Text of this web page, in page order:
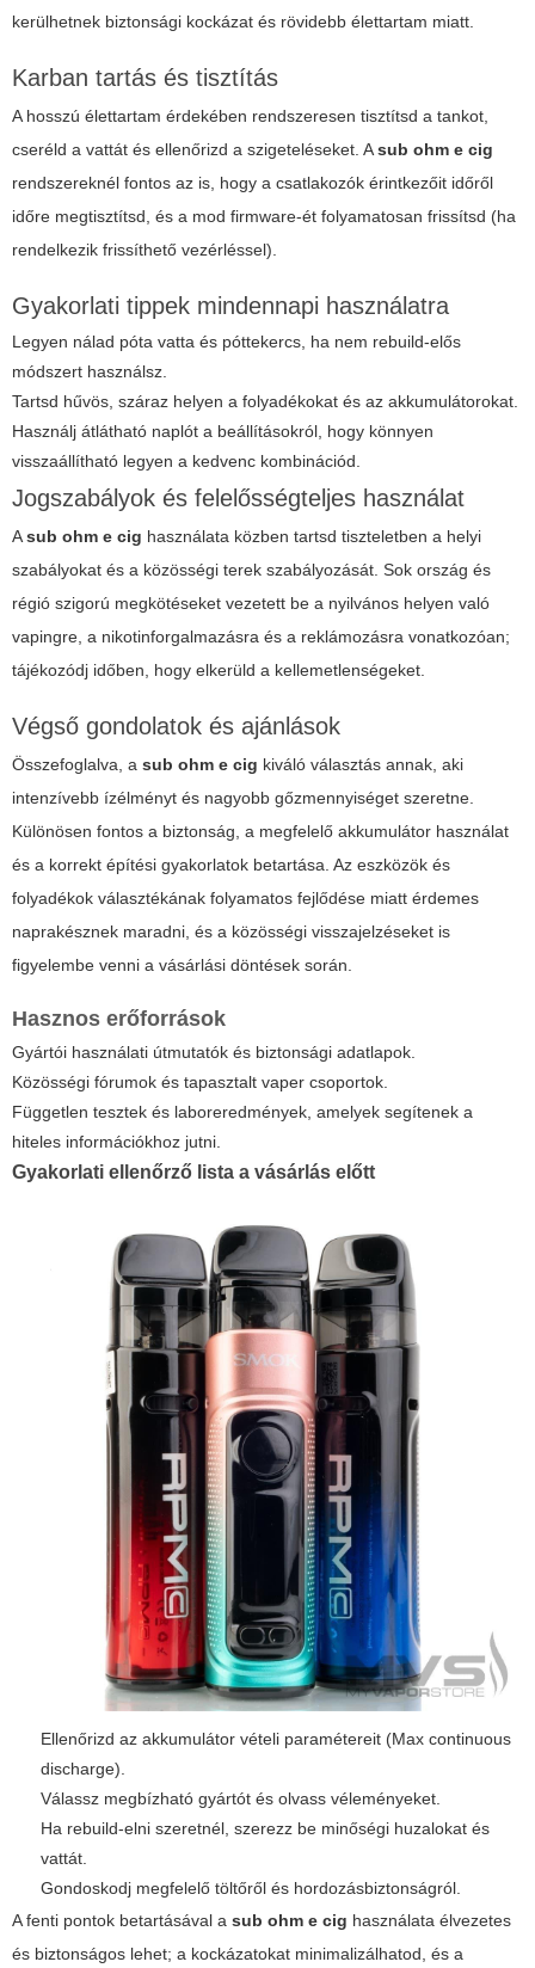
kerülhetnek biztonsági kockázat és rövidebb élettartam miatt.
Karban tartás és tisztítás
A hosszú élettartam érdekében rendszeresen tisztítsd a tankot,
cseréld a vattát és ellenőrizd a szigeteléseket. Asub ohm e cig
rendszereknél fontos az is, hogy a csatlakozók érintkezőit időről
időre megtisztítsd, és a mod firmware-ét folyamatosan frissítsd (ha
rendelkezik frissíthető vezérléssel).
Gyakorlati tippek mindennapi használatra
Legyen nálad póta vatta és póttekercs, ha nem rebuild-elős
módszert használsz.
Tartsd hűvös, száraz helyen a folyadékokat és az akkumulátorokat.
Használj átlátható naplót a beállításokról, hogy könnyen
visszaállítható legyen a kedvenc kombinációd.
Jogszabályok és felelősségteljes használat
Asub ohm e cig használata közben tartsd tiszteletben a helyi
szabályokat és a közösségi terek szabályozását. Sok ország és
régió szigorú megkötéseket vezetett be a nyilvános helyen való
vapingre, a nikotinforgalmazásra és a reklámozásra vonatkozóan;
tájékozódj időben, hogy elkerüld a kellemetlenségeket.
Végső gondolatok és ajánlások
Összefoglalva, a sub ohm e cig kiváló választás annak, aki
intenzívebb ízélményt és nagyobb gőzmennyiséget szeretne.
Különösen fontos a biztonság, a megfelelő akkumulátor használat
és a korrekt építési gyakorlatok betartása. Az eszközök és
folyadékok választékának folyamatos fejlődése miatt érdemes
naprakésznek maradni, és a közösségi visszajelzéseket is
figyelembe venni a vásárlási döntések során.
Hasznos erőforrások
Gyártói használati útmutatók és biztonsági adatlapok.
Közösségi fórumok és tapasztalt vaper csoportok.
Független tesztek és laboreredmények, amelyek segítenek a
hiteles információkhoz jutni.
Gyakorlati ellenőrző lista a vásárlás előtt
Ellenőrizd az akkumulátor vételi paramétereit (Max continuous
discharge).
Válassz megbízható gyártót és olvass véleményeket.
Ha rebuild-elni szeretnél, szerezz be minőségi huzalokat és
vattát.
Gondoskodj megfelelő töltőről és hordozásbiztonságról.
A fenti pontok betartásával a sub ohm e cig használata élvezetes
és biztonságos lehet; a kockázatokat minimalizálhatod, és a